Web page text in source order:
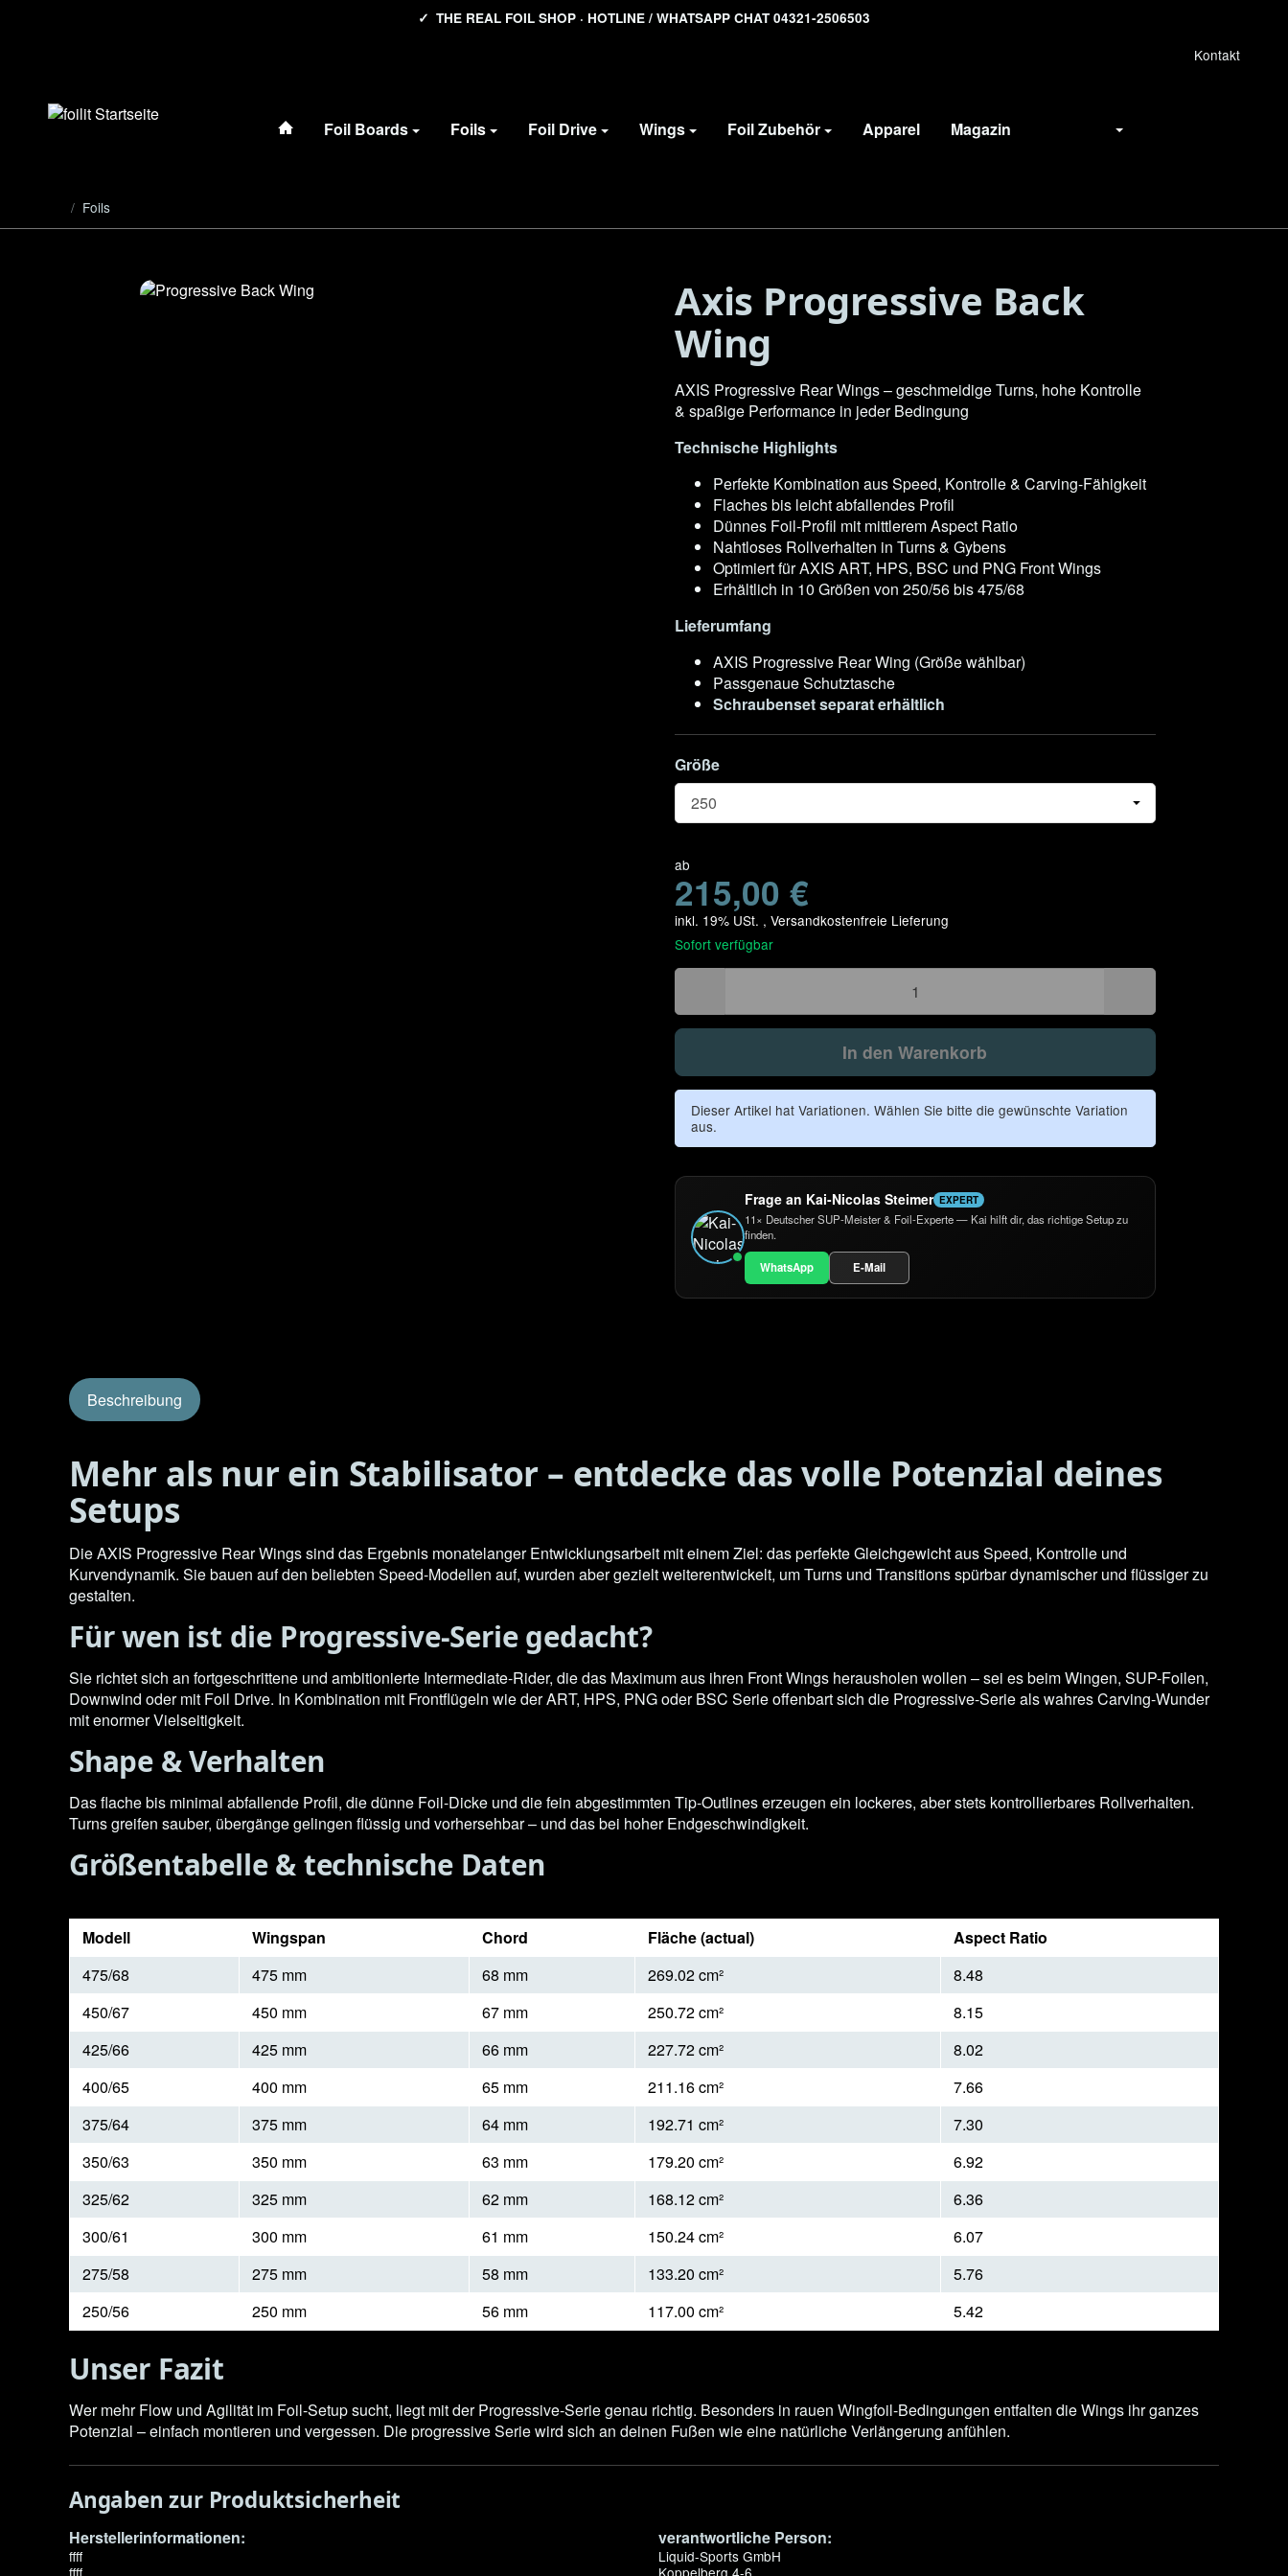
THE REAL FOIL SHOP · HOTLINE / WHATSAPP CHAT 04321-2506503
Kontakt
#custom.linkHome#
Foil Boards Foils Foil Drive Wings Foil Zubehör Apparel Magazin Deutsch
/ Foils
Axis Progressive Back
Wing
AXIS Progressive Rear Wings – geschmeidige Turns, hohe Kontrolle
& spaßige Performance in jeder Bedingung
Technische Highlights
Perfekte Kombination aus Speed, Kontrolle & Carving-Fähigkeit
Flaches bis leicht abfallendes Profil
Dünnes Foil-Profil mit mittlerem Aspect Ratio
Nahtloses Rollverhalten in Turns & Gybens
Optimiert für AXIS ART, HPS, BSC und PNG Front Wings
Erhältlich in 10 Größen von 250/56 bis 475/68
Lieferumfang
AXIS Progressive Rear Wing (Größe wählbar)
Passgenaue Schutztasche
Schraubenset separat erhältlich
Größe
Größe
ab
215,00 €
inkl. 19% USt. , Versandkostenfreie Lieferung
Sofort verfügbar
In den Warenkorb
Dieser Artikel hat Variationen. Wählen Sie bitte die gewünschte Variation
aus.
Frage an Kai-Nicolas Steimer EXPERT
11× Deutscher SUP-Meister & Foil-Experte — Kai hilft dir, das richtige Setup zu
finden.
WhatsApp E-Mail
Beschreibung
Mehr als nur ein Stabilisator – entdecke das volle Potenzial deines
Setups
Die AXIS Progressive Rear Wings sind das Ergebnis monatelanger Entwicklungsarbeit mit einem Ziel: das perfekte Gleichgewicht aus Speed, Kontrolle und
Kurvendynamik. Sie bauen auf den beliebten Speed-Modellen auf, wurden aber gezielt weiterentwickelt, um Turns und Transitions spürbar dynamischer und flüssiger zu
gestalten.
Für wen ist die Progressive-Serie gedacht?
Sie richtet sich an fortgeschrittene und ambitionierte Intermediate-Rider, die das Maximum aus ihren Front Wings herausholen wollen – sei es beim Wingen, SUP-Foilen,
Downwind oder mit Foil Drive. In Kombination mit Frontflügeln wie der ART, HPS, PNG oder BSC Serie offenbart sich die Progressive-Serie als wahres Carving-Wunder
mit enormer Vielseitigkeit.
Shape & Verhalten
Das flache bis minimal abfallende Profil, die dünne Foil-Dicke und die fein abgestimmten Tip-Outlines erzeugen ein lockeres, aber stets kontrollierbares Rollverhalten.
Turns greifen sauber, übergänge gelingen flüssig und vorhersehbar – und das bei hoher Endgeschwindigkeit.
Größentabelle & technische Daten
Modell Wingspan Chord Fläche (actual)
Aspect Ratio
475/68
475 mm 68 mm 269.02 cm²
8.48
450/67
450 mm 67 mm 250.72 cm²
8.15
425/66
425 mm 66 mm 227.72 cm²
8.02
400/65
400 mm 65 mm 211.16 cm²
7.66
375/64
375 mm 64 mm 192.71 cm²
7.30
350/63
350 mm 63 mm 179.20 cm²
6.92
325/62
325 mm 62 mm 168.12 cm²
6.36
300/61
300 mm 61 mm 150.24 cm²
6.07
275/58
275 mm 58 mm 133.20 cm²
5.76
250/56
250 mm 56 mm 117.00 cm² 5.42
Unser Fazit
Wer mehr Flow und Agilität im Foil-Setup sucht, liegt mit der Progressive-Serie genau richtig. Besonders in rauen Wingfoil-Bedingungen entfalten die Wings ihr ganzes
Potenzial – einfach montieren und vergessen. Die progressive Serie wird sich an deinen Fußen wie eine natürliche Verlängerung anfühlen.
Angaben zur Produktsicherheit
Herstellerinformationen:
ffff
ffff
verantwortliche Person:
Liquid-Sports GmbH
Koppelberg 4-6